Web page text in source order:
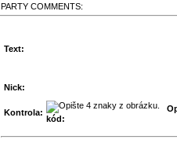
PARTY COMMENTS:
Text:
Nick:
Kontrola:
kód: